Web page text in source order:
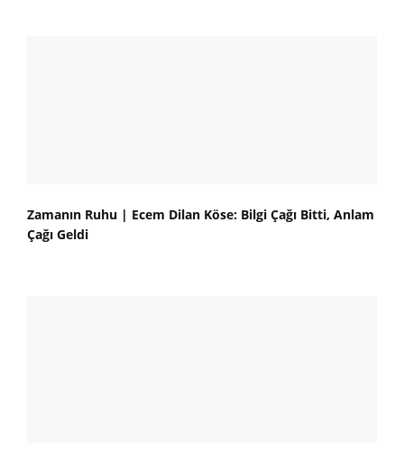
Zamanın Ruhu | Ecem Dilan Köse: Bilgi Çağı Bitti, Anlam
Çağı Geldi